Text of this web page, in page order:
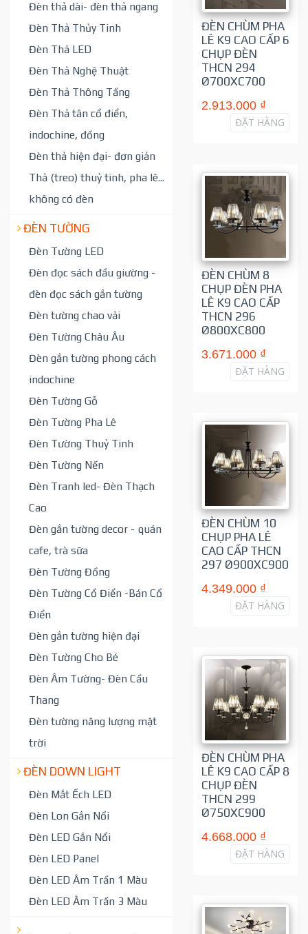
Đèn thả dài- đèn thả ngang
Đèn Thả Thủy Tinh
Đèn Thả LED
Đèn Thả Nghệ Thuật
Đèn Thả Thông Tầng
Đèn Thả tân cổ điển,
indochine, đồng
Đèn thả hiện đại- đơn giản
Thả (treo) thuỷ tinh, pha lê...
không có đèn
ĐÈN TƯỜNG
Đèn Tường LED
Đèn đọc sách đầu giường -
đèn đọc sách gắn tường
Đèn tường chao vải
Đèn Tường Châu Âu
Đèn gắn tường phong cách
indochine
Đèn Tường Gỗ
Đèn Tường Pha Lê
Đèn Tường Thuỷ Tinh
Đèn Tường Nến
Đèn Tranh led- Đèn Thạch
Cao
Đèn gắn tường decor - quán
cafe, trà sữa
Đèn Tường Đồng
Đèn Tường Cổ Điển -Bán Cổ
Điển
Đèn gắn tường hiện đại
Đèn Tường Cho Bé
Đèn Âm Tường- Đèn Cầu
Thang
Đèn tường năng lượng mặt
trời
ĐÈN DOWN LIGHT
Đèn Mắt Ếch LED
Đèn Lon Gắn Nổi
Đèn LED Gắn Nổi
Đèn LED Panel
Đèn LED Âm Trần 1 Màu
Đèn LED Âm Trần 3 Màu
ĐÈN CHÙM PHA
LÊ K9 CAO CẤP 6
CHỤP ĐÈN
THCN 294
Ø700XC700
2.913.000 ₫
ĐẶT HÀNG
ĐÈN CHÙM 8
CHỤP ĐÈN PHA
LÊ K9 CAO CẤP
THCN 296
Ø800XC800
3.671.000 ₫
ĐẶT HÀNG
ĐÈN CHÙM 10
CHỤP PHA LÊ
CAO CẤP THCN
297 Ø900XC900
4.349.000 ₫
ĐẶT HÀNG
ĐÈN CHÙM PHA
LÊ K9 CAO CẤP 8
CHỤP ĐÈN
THCN 299
Ø750XC900
4.668.000 ₫
ĐẶT HÀNG